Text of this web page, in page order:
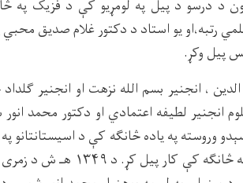
د درسو د پیل په لومړیو کې د فزیک په
رتبه،او یو استاد د دکتور غلام صدیق محبي
پیل وکړ.
، انجنیر بسم الله نزهت او انجنیر
انجنیر لطیفه اعتمادي او دکتور محمد
وروسته په یاده څانګه کې د اسیستانتانو
محمد اسمعیل دانش په دغه